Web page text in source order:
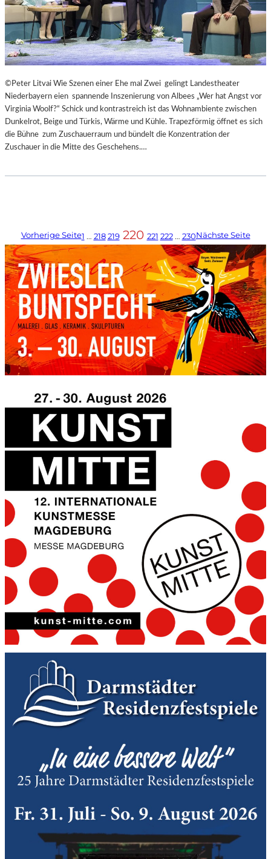
©Peter Litvai Wie Szenen einer Ehe mal Zwei gelingt Landestheater
Niederbayern eien spannende Inszenierung von Albees „Wer hat Angst vor
Virginia Woolf?“ Schick und kontrastreich ist das Wohnambiente zwischen
Dunkelrot, Beige und Türkis, Wärme und Kühle. Trapezförmig öffnet es sich
die Bühne zum Zuschauerraum und bündelt die Konzentration der
Zuschauer in die Mitte des Geschehens.…
Vorherige Seite1 … 218 219 220 221 222 … 230Nächste Seite